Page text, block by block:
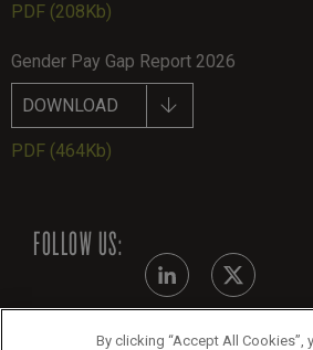
PDF (208Kb)
Gender Pay Gap Report 2026
DOWNLOAD
PDF (464Kb)
FOLLOW US:
By clicking “Accept All Cookies”,